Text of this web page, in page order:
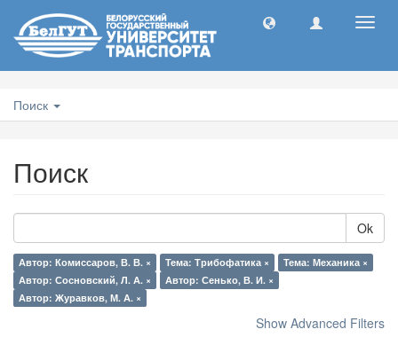
Поиск
Поиск
Ok
Автор: Комиссаров, В. В. × Тема: Трибофатика ×
Тема: Механика ×
Автор: Сосновский, Л. А. ×
Автор: Сенько, В. И. ×
Автор: Журавков, М. А. ×
Show Advanced Filters